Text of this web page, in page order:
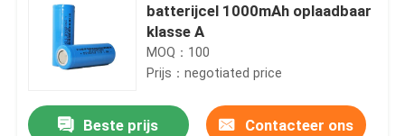
batterijcel 1000mAh oplaadbaar
klasse A
MOQ：100
Prijs：negotiated price
Beste prijs Contacteer ons